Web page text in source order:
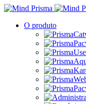
O produto